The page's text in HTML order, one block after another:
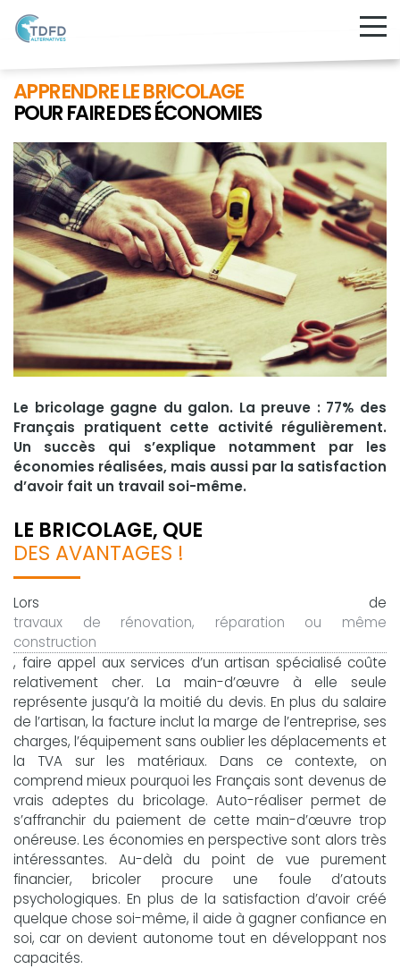
APPRENDRE LE BRICOLAGE
POUR FAIRE DES ÉCONOMIES
Le bricolage gagne du galon. La preuve : 77% des
Français pratiquent cette activité régulièrement.
Un succès qui s’explique notamment par les
économies réalisées, mais aussi par la satisfaction
d’avoir fait un travail soi-même.
LE BRICOLAGE, QUE
DES AVANTAGES !
Lors de
travaux de rénovation, réparation ou même
construction
, faire appel aux services d’un artisan spécialisé coûte
relativement cher. La main-d’œuvre à elle seule
représente jusqu’à la moitié du devis. En plus du salaire
de l’artisan, la facture inclut la marge de l’entreprise, ses
charges, l’équipement sans oublier les déplacements et
la TVA sur les matériaux. Dans ce contexte, on
comprend mieux pourquoi les Français sont devenus de
vrais adeptes du bricolage. Auto-réaliser permet de
s’affranchir du paiement de cette main-d’œuvre trop
onéreuse. Les économies en perspective sont alors très
intéressantes. Au-delà du point de vue purement
financier, bricoler procure une foule d’atouts
psychologiques. En plus de la satisfaction d’avoir créé
quelque chose soi-même, il aide à gagner confiance en
soi, car on devient autonome tout en développant nos
capacités.